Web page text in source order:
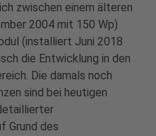
zwischen einem älteren
2004 mit 150 Wp)
(installiert Juni 2018
die Entwicklung in den
Die damals noch
sind bei heutigen
Grund des